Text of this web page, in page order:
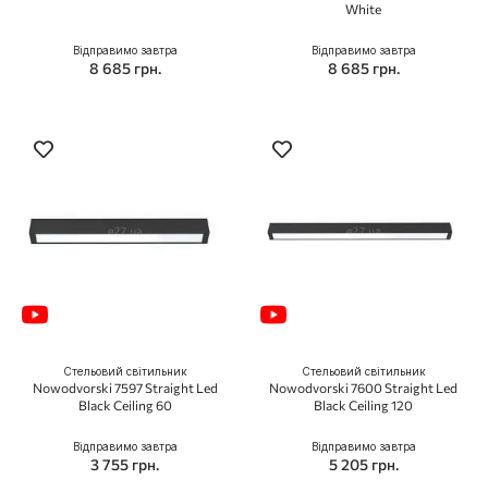
Відправимо завтра
8 685 грн.
White
Відправимо завтра
8 685 грн.
Стельовий світильник
Nowodvorski 7597 Straight Led
Black Ceiling 60
Відправимо завтра
3 755 грн.
Стельовий світильник
Nowodvorski 7600 Straight Led
Black Ceiling 120
Відправимо завтра
5 205 грн.